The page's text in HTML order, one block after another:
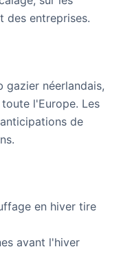
des entreprises.
gazier néerlandais,
l'Europe. Les
de
en hiver tire
avant l'hiver